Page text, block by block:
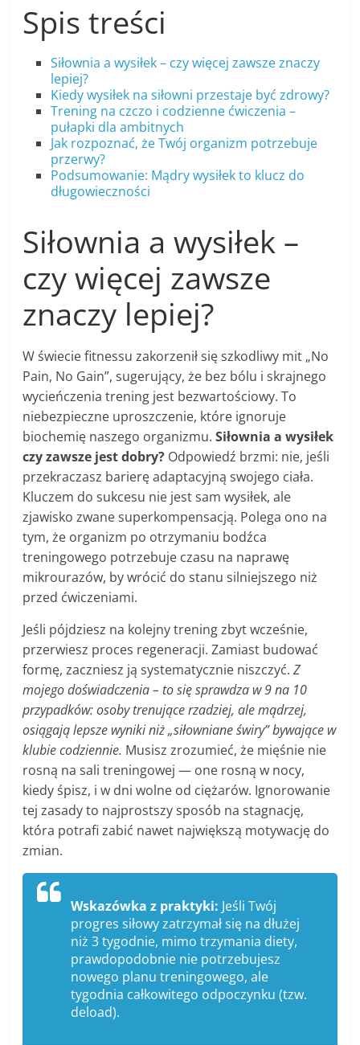
Spis treści
Siłownia a wysiłek – czy więcej zawsze znaczy
lepiej?
Kiedy wysiłek na siłowni przestaje być zdrowy?
Trening na czczo i codzienne ćwiczenia –
pułapki dla ambitnych
Jak rozpoznać, że Twój organizm potrzebuje
przerwy?
Podsumowanie: Mądry wysiłek to klucz do
długowieczności
Siłownia a wysiłek –
czy więcej zawsze
znaczy lepiej?
W świecie fitnessu zakorzenił się szkodliwy mit „No
Pain, No Gain”, sugerujący, że bez bólu i skrajnego
wycieńczenia trening jest bezwartościowy. To
niebezpieczne uproszczenie, które ignoruje
biochemię naszego organizmu.Siłownia a wysiłek
czy zawsze jest dobry? Odpowiedź brzmi: nie, jeśli
przekraczasz barierę adaptacyjną swojego ciała.
Kluczem do sukcesu nie jest sam wysiłek, ale
zjawisko zwane superkompensacją. Polega ono na
tym, że organizm po otrzymaniu bodźca
treningowego potrzebuje czasu na naprawę
mikrourazów, by wrócić do stanu silniejszego niż
przed ćwiczeniami.
Jeśli pójdziesz na kolejny trening zbyt wcześnie,
przerwiesz proces regeneracji. Zamiast budować
formę, zaczniesz ją systematycznie niszczyć.Z
mojego doświadczenia – to się sprawdza w 9 na 10
przypadków: osoby trenujące rzadziej, ale mądrzej,
osiągają lepsze wyniki niż „siłowniane świry” bywające w
klubie codziennie. Musisz zrozumieć, że mięśnie nie
rosną na sali treningowej — one rosną w nocy,
kiedy śpisz, i w dni wolne od ciężarów. Ignorowanie
tej zasady to najprostszy sposób na stagnację,
która potrafi zabić nawet największą motywację do
zmian.
Wskazówka z praktyki: Jeśli Twój
progres siłowy zatrzymał się na dłużej
niż 3 tygodnie, mimo trzymania diety,
prawdopodobnie nie potrzebujesz
nowego planu treningowego, ale
tygodnia całkowitego odpoczynku (tzw.
deload).